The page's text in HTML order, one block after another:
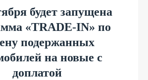
будет запущена
«TRADE-IN» по
подержанных
на новые с
доплатой